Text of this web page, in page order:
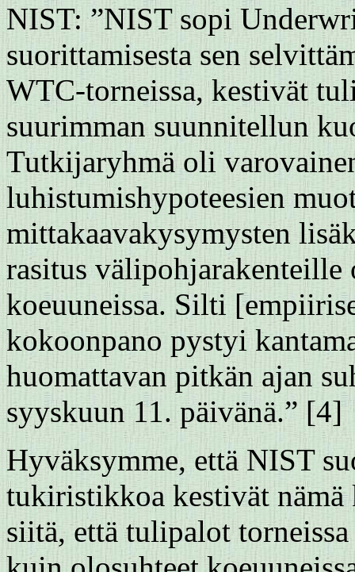
NIST: ”NIST sopi
suorittamisesta sen
WTC-torneissa, kestivät
suurimman suunnitellun
Tutkijaryhmä oli
luhistumishypoteesien
mittakaavakysymysten
rasitus
koeuuneissa. Silti
kokoonpano pystyi
huomattavan pitkän ajan
syyskuun 11. päivänä.” [4]
Hyväksymme, että NIST
tukiristikkoa kestivät nämä
siitä, että tulipalot